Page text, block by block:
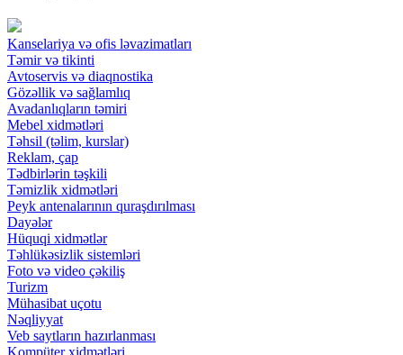
Kanselariya və ofis ləvazimatları
Təmir və tikinti
Avtoservis və diaqnostika
Gözəllik və sağlamlıq
Avadanlıqların təmiri
Mebel xidmətləri
Təhsil (təlim, kurslar)
Reklam, çap
Tədbirlərin təşkili
Təmizlik xidmətləri
Peyk antenalarının quraşdırılması
Dayələr
Hüquqi xidmətlər
Təhlükəsizlik sistemləri
Foto və video çəkiliş
Turizm
Mühasibat uçotu
Nəqliyyat
Veb saytların hazırlanması
Kompüter xidmətləri